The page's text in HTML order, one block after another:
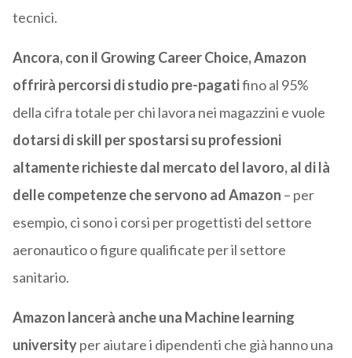
tecnici.
Ancora, con il Growing Career Choice, Amazon
offrirà percorsi di studio pre-pagatifino al 95%
della cifra totale per chi lavora nei magazzini e vuole
dotarsi di skill per spostarsi su professioni
altamente richieste dal mercato del lavoro, al di là
delle competenze che servono ad Amazon – per
esempio, ci sono i corsi per progettisti del settore
aeronautico o figure qualificate per il settore
sanitario.
Amazon lancerà anche una Machine learning
universityper aiutare i dipendenti che già hanno una